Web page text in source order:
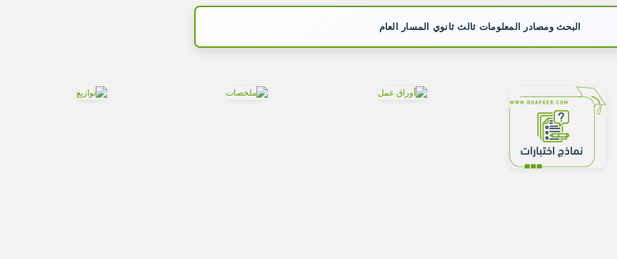
البحث ومصادر المعلومات ثالث ثانوي المسار العام